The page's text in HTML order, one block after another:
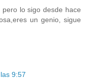
lo sigo desde hace
un genio, sigue
9:57